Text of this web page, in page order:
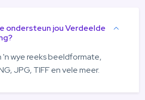
ondersteun jou Verdeelde
'n wye reeks beeldformate,
JPG, TIFF en vele meer.